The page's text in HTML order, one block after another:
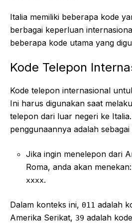
Italia memiliki beberapa kode
berbagai keperluan
beberapa kode utama yang
Kode Telepon
Kode telepon internasional
Ini harus digunakan saat
telepon dari luar negeri ke
penggunaannya adalah
Jika ingin menelepon dari
Roma, anda akan menekan:
xxxx.
Dalam konteks ini, 011 adalah
Amerika Serikat, 39 adalah